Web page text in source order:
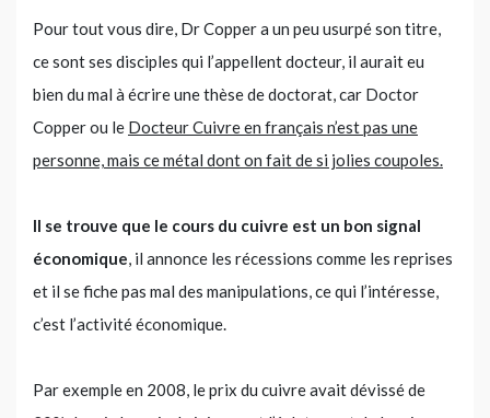
Pour tout vous dire, Dr Copper a un peu usurpé son titre,
ce sont ses disciples qui l’appellent docteur, il aurait eu
bien du mal à écrire une thèse de doctorat, car Doctor
Copper ou le Docteur Cuivre en français n’est pas une
personne, mais ce métal dont on fait de si jolies coupoles.
Il se trouve que le cours du cuivre est un bon signal
économique, il annonce les récessions comme les reprises
et il se fiche pas mal des manipulations, ce qui l’intéresse,
c’est l’activité économique.
Par exemple en 2008, le prix du cuivre avait dévissé de